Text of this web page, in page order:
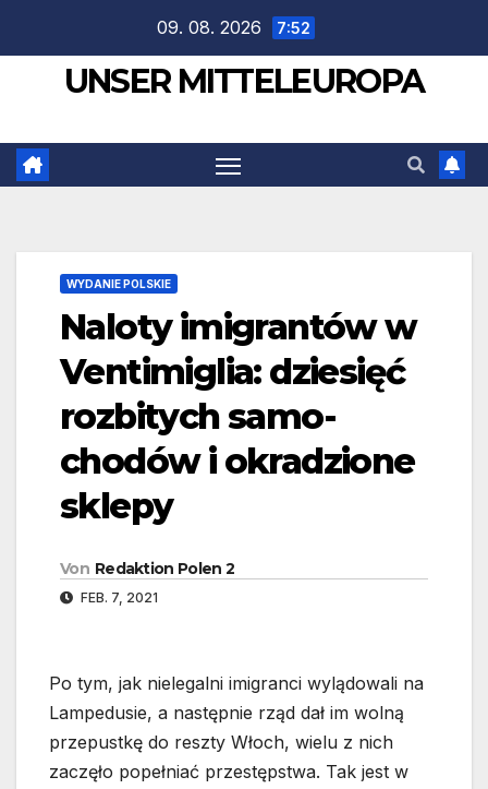
springen
09. 08. 2026 7:52
UNSER MITTELEUROPA
WYDANIE POLSKIE
Naloty imigrantów w
Ventimiglia: dziesięć
rozbitych samo­
chodów i okradzione
sklepy
Von Redaktion Polen 2
FEB. 7, 2021
Po tym, jak nielegalni imigranci wylądowali na
Lampedusie, a następnie rząd dał im wolną
przepustkę do reszty Włoch, wielu z nich
zaczęło popełniać przestępstwa. Tak jest w